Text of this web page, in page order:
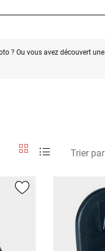
? Ou vous avez découvert
Trier par